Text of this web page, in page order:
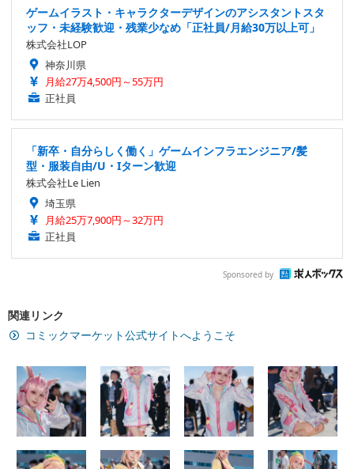
ゲームイラスト・キャラクターデザインのアシスタントスタ
ッフ・未経験歓迎・残業少なめ「正社員/月給30万以上可」
株式会社LOP
神奈川県
月給27万4,500円～55万円
正社員
「新卒・自分らしく働く」ゲームインフラエンジニア/髪
型・服装自由/U・Iターン歓迎
株式会社Le Lien
埼玉県
月給25万7,900円～32万円
正社員
Sponsored by
関連リンク
コミックマーケット公式サイトへようこそ